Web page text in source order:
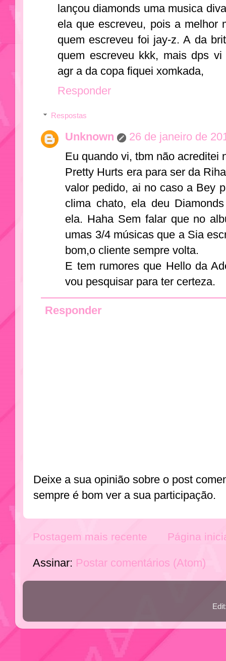
lançou diamonds uma musica
ela que escreveu, pois a melhor
quem escreveu foi jay-z. A da
quem escreveu kkk, mais dps
agr a da copa fiquei xomkada,
Responder
Respostas
Unknown
26 de janeiro de
Eu quando vi, tbm não acreditei
Pretty Hurts era para ser da
valor pedido, ai no caso a Bey
clima chato, ela deu
ela. Haha Sem falar que no
umas 3/4 músicas que a Sia
bom,o cliente sempre volta.
E tem rumores que Hello da
vou pesquisar para ter certeza.
Responder
Deixe a sua opinião sobre o post
sempre é bom ver a sua participação.
Postagem mais recente Página
Assinar: Postar comentários (Atom)